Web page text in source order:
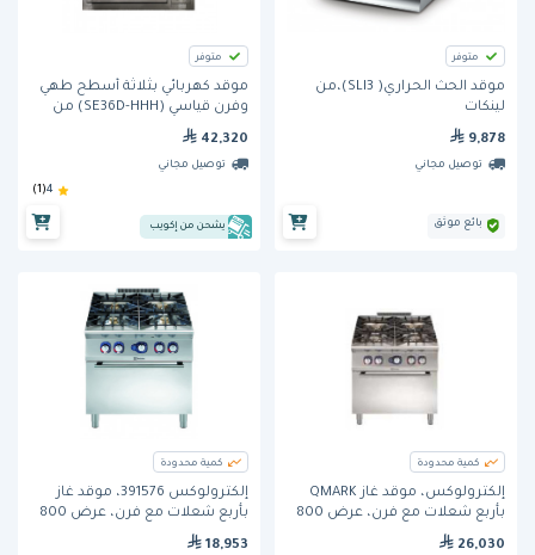
متوفر
موقد الحث الحراري( SLI3)،من
لينكات
9,878
توصيل مجاني
بائع موثق
متوفر
موقد كهربائي بثلاثة أسطح طهي
وفرن قياسي (SE36D-HHH) من
42,320
توصيل مجاني
يشحن من إكويب
4
(1)
كمية محدودة
إلكترولوكس، موقد غاز QMARK
بأربع شعلات مع فرن، عرض 800
26,030
كمية محدودة
إلكترولوكس 391576، موقد غاز
بأربع شعلات مع فرن، عرض 800
18,953